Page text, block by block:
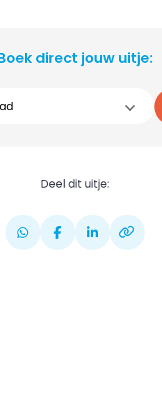
direct jouw uitje:
Deel dit uitje: